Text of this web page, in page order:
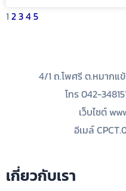
1 2345
4/1 ถ.โพศรี ต.หมากแ
โทร 042-
เว็บไซต์
อีเมล์
เกี่ยวกับเรา